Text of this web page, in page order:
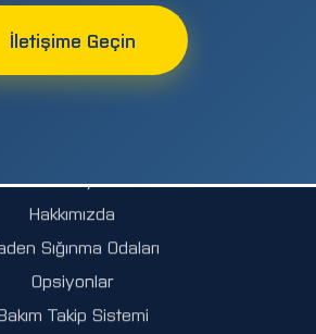
İletişime Geçin
MÜHENDISLIK
en ileri teknoloji sığınma odaları
Hakkımızda
Sığınma Odaları
Opsiyonlar
Takip Sistemi